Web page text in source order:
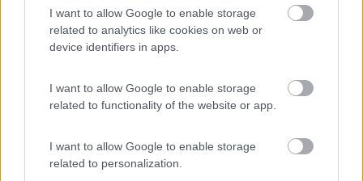
I want to allow Google to enable storage
related to analytics like cookies on web or
device identifiers in apps.
I want to allow Google to enable storage
related to functionality of the website or app.
I want to allow Google to enable storage
related to personalization.
3850
Inserito il28/05/2018 alle:09:14:46
Che modello di frigo ?
Al magneto t. Ci sono attaccati solo due fili piu quello di terra
giallo,,dovrei forse cercare quello che va alla presa frigo